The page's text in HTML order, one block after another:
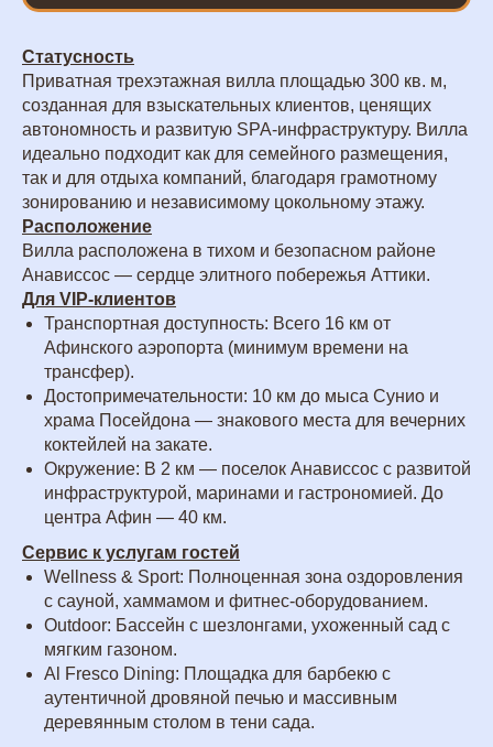
Статусность
Приватная трехэтажная вилла площадью 300 кв. м,
созданная для взыскательных клиентов, ценящих
автономность и развитую SPA-инфраструктуру. Вилла
идеально подходит как для семейного размещения,
так и для отдыха компаний, благодаря грамотному
зонированию и независимому цокольному этажу.
Расположение
Вилла расположена в тихом и безопасном районе
Анависсос — сердце элитного побережья Аттики.
Для VIP-клиентов
Транспортная доступность: Всего 16 км от
Афинского аэропорта (минимум времени на
трансфер).
Достопримечательности: 10 км до мыса Сунио и
храма Посейдона — знакового места для вечерних
коктейлей на закате.
Окружение: В 2 км — поселок Анависсос с развитой
инфраструктурой, маринами и гастрономией. До
центра Афин — 40 км.
Сервис к услугам гостей
Wellness & Sport: Полноценная зона оздоровления
с сауной, хаммамом и фитнес-оборудованием.
Outdoor: Бассейн с шезлонгами, ухоженный сад с
мягким газоном.
Al Fresco Dining: Площадка для барбекю с
аутентичной дровяной печью и массивным
деревянным столом в тени сада.